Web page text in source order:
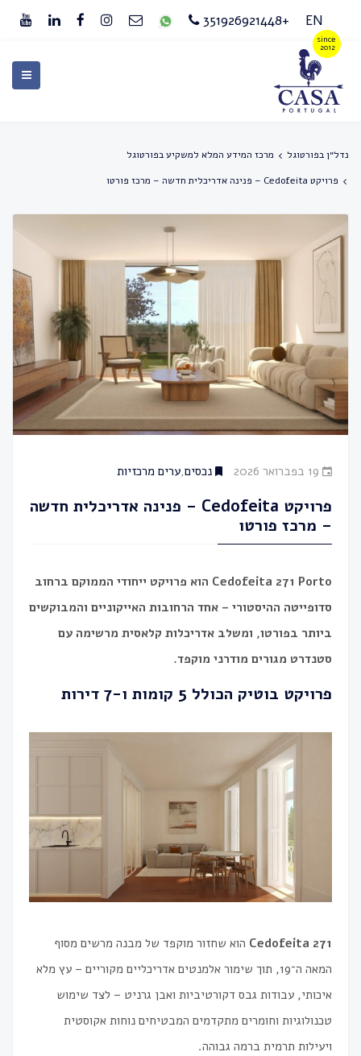
EN
+351926921448
נדל״ן בפורטוגל
מרכז המידע המלא למשקיע בפורטוגל
פרויקט Cedofeita – פנינה אדריכלית חדשה – מרכז פורטו
19 בפברואר 2026 נכסים,ערים מרכזיות
פרויקט Cedofeita – פנינה אדריכלית חדשה
– מרכז פורטו
Cedofeita 271 Porto הוא פרויקט ייחודי הממוקם ברחוב
סדופייטה ההיסטורי – אחד הרחובות האייקוניים והמבוקשים
ביותר בפורטו, ומשלב אדריכלות קלאסית מרשימה עם
סטנדרט מגורים מודרני מוקפד.
פרויקט בוטיק הכולל 5 קומות ו-7 דירות
Cedofeita 271 הוא שחזור מוקפד של מבנה מרשים מסוף
המאה ה־19, תוך שימור אלמנטים אדריכליים מקוריים – עץ מלא
איכותי, עבודות גבס דקורטיביות ואבן גרניט – לצד שימוש
טכנולוגיות וחומרים מתקדמים המבטיחים נוחות אקוסטית
ויעילות תרמית ברמה גבוהה.